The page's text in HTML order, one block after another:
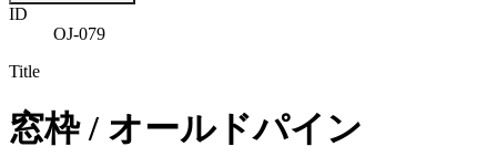
ID
OJ-079
Title
窓枠 / オールドパイン